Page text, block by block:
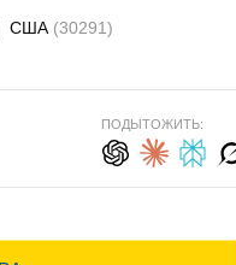
США (30291)
ПОДЫТОЖИТЬ: